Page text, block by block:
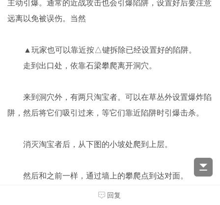
主动引爆。通常的近战攻击也会引爆陷阱，设置好后要注意
远离以免被误伤。当然
▲玩家也可以靠近按△键拆除已经设置好的陷阱。
走到出口处，依靠石梁攀爬离开洞穴。
来到洞穴外，有两只淘宝者。可以在草丛外设置爆炸陷
阱，然后将它们吸引过来，等它们靠近陷阱时引爆击杀。
消灭淘宝者后，从下图的小坡处爬到上层。
然后和之前一样，通过墙上的攀爬点到达对面。
回复